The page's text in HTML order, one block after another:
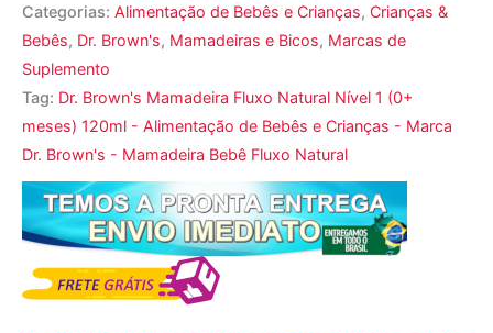
Categorias: Alimentação de Bebês e Crianças, Crianças &
Bebês, Dr. Brown's, Mamadeiras e Bicos, Marcas de
Suplemento
Tag: Dr. Brown's Mamadeira Fluxo Natural Nível 1 (0+
meses) 120ml - Alimentação de Bebês e Crianças - Marca
Dr. Brown's - Mamadeira Bebê Fluxo Natural